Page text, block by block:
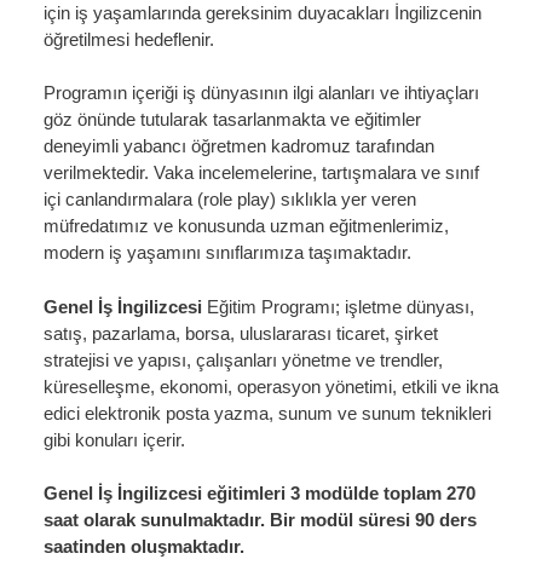
için iş yaşamlarında gereksinim duyacakları İngilizcenin
öğretilmesi hedeflenir.
Programın içeriği iş dünyasının ilgi alanları ve ihtiyaçları
göz önünde tutularak tasarlanmakta ve eğitimler
deneyimli yabancı öğretmen kadromuz tarafından
verilmektedir. Vaka incelemelerine, tartışmalara ve sınıf
içi canlandırmalara (role play) sıklıkla yer veren
müfredatımız ve konusunda uzman eğitmenlerimiz,
modern iş yaşamını sınıflarımıza taşımaktadır.
Genel İş İngilizcesi Eğitim Programı; işletme dünyası,
satış, pazarlama, borsa, uluslararası ticaret, şirket
stratejisi ve yapısı, çalışanları yönetme ve trendler,
küreselleşme, ekonomi, operasyon yönetimi, etkili ve ikna
edici elektronik posta yazma, sunum ve sunum teknikleri
gibi konuları içerir.
Genel İş İngilizcesi eğitimleri 3 modülde toplam 270
saat olarak sunulmaktadır. Bir modül süresi 90 ders
saatinden oluşmaktadır.